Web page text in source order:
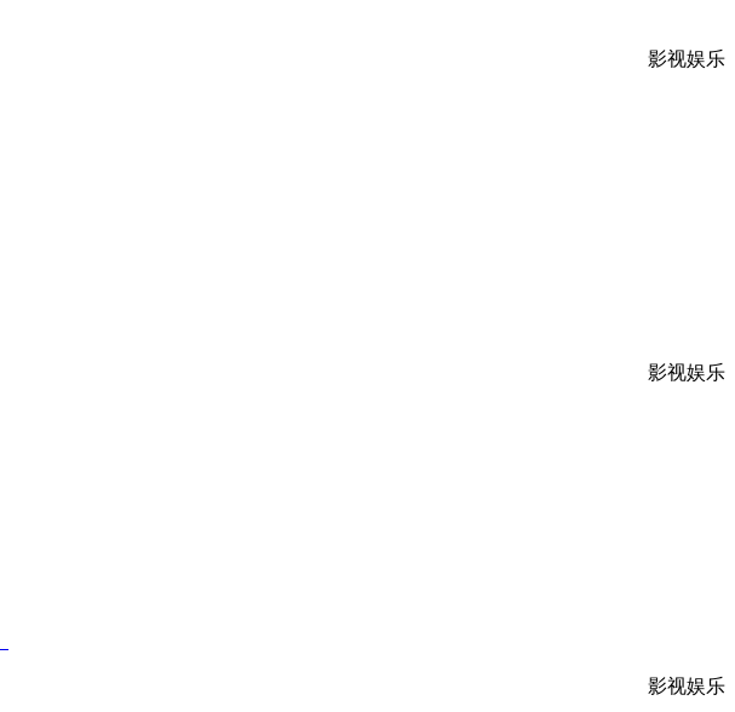
影视娱乐
影视娱乐
影视娱乐